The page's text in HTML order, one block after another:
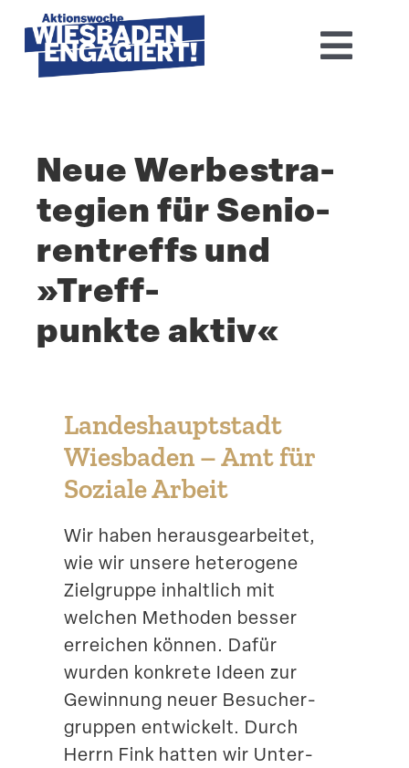
content
Aktions­woche 2026
Basis-Infos
Dokumen­tation 2025
Aktuelles
Suche
Neue Werbe­stra­
tegien für Senio­
ren­treffs und
»Treff­
punkte aktiv«
Landes­haupt­stadt
Wiesbaden – Amt für
Soziale Arbeit
Wir haben heraus­ge­ar­beitet,
wie wir unsere heterogene
Zielgruppe inhaltlich mit
welchen Methoden besser
erreichen können. Dafür
wurden konkrete Ideen zur
Gewinnung neuer Besucher­
gruppen entwi­ckelt. Durch
Herrn Fink hatten wir Unter­